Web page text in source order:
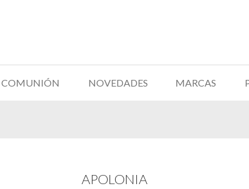
COMUNIÓN NOVEDADES MARCAS
APOLONIA